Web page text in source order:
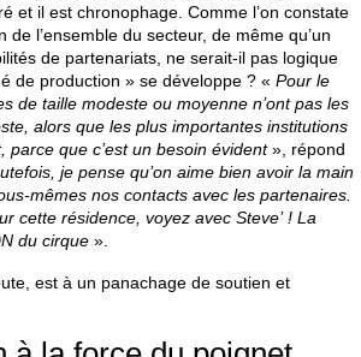
et il est chronophage. Comme l’on constate
de l’ensemble du secteur, de même qu’un
de partenariats, ne serait-il pas logique
de production » se développe ? « Pour le
de taille modeste ou moyenne n’ont pas les
alors que les plus importantes institutions
parce que c’est un besoin évident», répond
je pense qu’on aime bien avoir la main
mêmes nos contacts avec les partenaires.
cette résidence, voyez avec Steve’ ! La
du cirque ».
est à un panachage de soutien et